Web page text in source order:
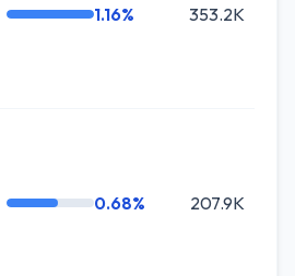
1.16% 353.2K
0.68% 207.9K